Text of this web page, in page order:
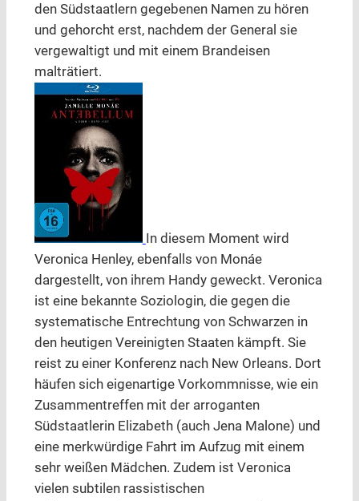
den Südstaatlern gegebenen Namen zu hören
und gehorcht erst, nachdem der General sie
vergewaltigt und mit einem Brandeisen
malträtiert.
In diesem Moment wird
Veronica Henley, ebenfalls von Monáe
dargestellt, von ihrem Handy geweckt. Veronica
ist eine bekannte Soziologin, die gegen die
systematische Entrechtung von Schwarzen in
den heutigen Vereinigten Staaten kämpft. Sie
reist zu einer Konferenz nach New Orleans. Dort
häufen sich eigenartige Vorkommnisse, wie ein
Zusammentreffen mit der arroganten
Südstaatlerin Elizabeth (auch Jena Malone) und
eine merkwürdige Fahrt im Aufzug mit einem
sehr weißen Mädchen. Zudem ist Veronica
vielen subtilen rassistischen